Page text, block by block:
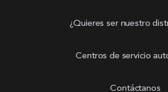
¿Quieres ser nuestro
Centros de servicio
Contáctanos